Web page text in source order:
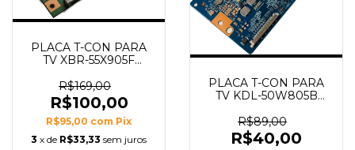
PLACA T-CON PARA
TV XBR-55X905F
18Y_SHU11A2H2A4V0.0
R$169,00
R$100,00
R$95,00 com Pix
3 x de R$33,33 sem juros
PLACA T-CON PARA
TV KDL-50W805B
T500HVN08.0 CTRL
BD 50T20-C04
R$89,00
R$40,00